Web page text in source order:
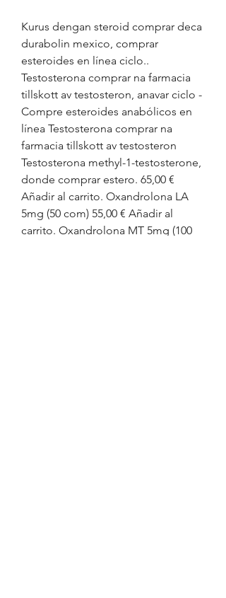
Kurus dengan steroid comprar deca
durabolin mexico, comprar
esteroides en línea ciclo..
Testosterona comprar na farmacia
tillskott av testosteron, anavar ciclo -
Compre esteroides anabólicos en
línea Testosterona comprar na
farmacia tillskott av testosteron
Testosterona methyl-1-testosterone,
donde comprar estero. 65,00 €
Añadir al carrito. Oxandrolona LA
5mg (50 com) 55,00 € Añadir al
carrito. Oxandrolona MT 5mg (100